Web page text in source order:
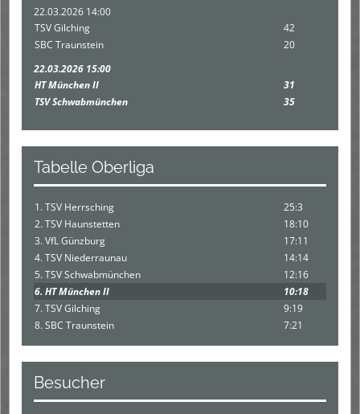
22.03.2026 14:00
TSV Gilching
42
SBC Traunstein
20
22.03.2026 15:00
HT München II
31
TSV Schwabmünchen
35
Tabelle Oberliga
1. TSV Herrsching
25:3
2. TSV Haunstetten
18:10
3. VfL Günzburg
17:11
4. TSV Niederraunau
14:14
5. TSV Schwabmünchen
12:16
6. HT München II
10:18
7. TSV Gilching
9:19
8. SBC Traunstein
7:21
Besucher